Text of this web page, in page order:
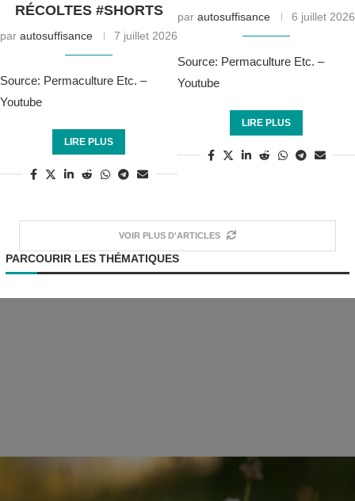
RÉCOLTES #SHORTS
par autosuffisance 7 juillet 2026
Source: Permaculture Etc. –
Youtube
LIRE PLUS
par autosuffisance 6 juillet 2026
Source: Permaculture Etc. –
Youtube
LIRE PLUS
VOIR PLUS D'ARTICLES
PARCOURIR LES THÉMATIQUES